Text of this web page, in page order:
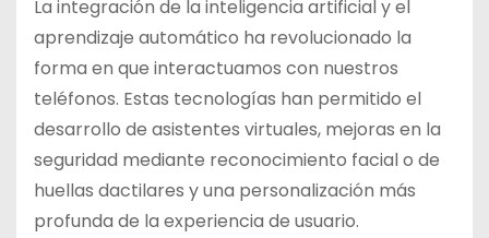
La integración de la inteligencia artificial y el
aprendizaje automático ha revolucionado la
forma en que interactuamos con nuestros
teléfonos. Estas tecnologías han permitido el
desarrollo de asistentes virtuales, mejoras en la
seguridad mediante reconocimiento facial o de
huellas dactilares y una personalización más
profunda de la experiencia de usuario.